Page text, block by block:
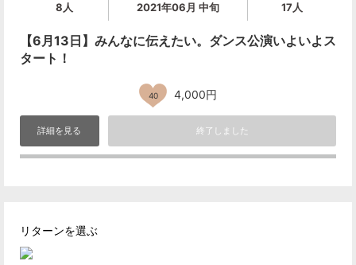
8人 2021年06月 中旬 17人
【6月13日】みんなに伝えたい。ダンス公演いよいよス
タート！
40 4,000円
詳細を見る 終了しました
リターンを選ぶ